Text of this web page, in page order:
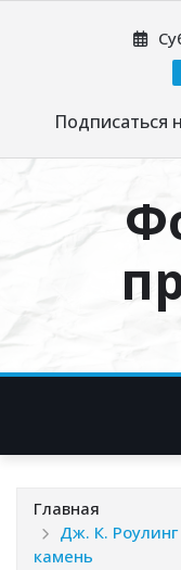
Подписаться
Главная
Дж. К.
камень